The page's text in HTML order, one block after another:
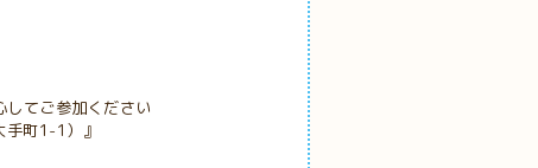
てご参加ください
町1-1）』